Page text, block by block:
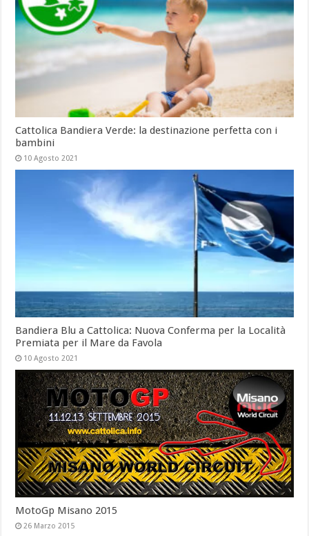
Cattolica Bandiera Verde: la destinazione perfetta con i
bambini
10 Agosto 2021
Bandiera Blu a Cattolica: Nuova Conferma per la Località
Premiata per il Mare da Favola
10 Agosto 2021
MotoGp Misano 2015
26 Marzo 2015